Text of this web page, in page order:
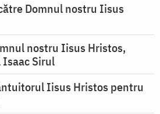
Domnul nostru Iisus
nostru Iisus Hristos,
Sirul
Iisus Hristos pentru